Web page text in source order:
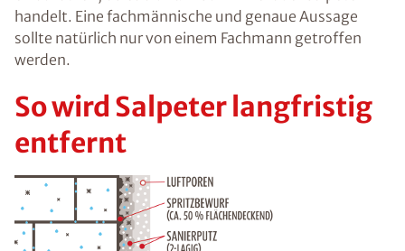
handelt. Eine fachmännische und genaue Aussage
sollte natürlich nur von einem Fachmann getroffen
werden.
So wird Salpeter langfristig
entfernt